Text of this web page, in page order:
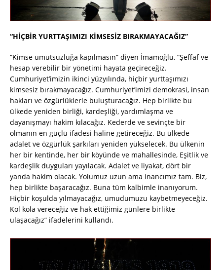
“HİÇBİR YURTTAŞIMIZI KİMSESİZ BIRAKMAYACAĞIZ”
“Kimse umutsuzluğa kapılmasın” diyen İmamoğlu, “Şeffaf ve
hesap verebilir bir yönetimi hayata geçireceğiz.
Cumhuriyet’imizin ikinci yüzyılında, hiçbir yurttaşımızı
kimsesiz bırakmayacağız. Cumhuriyet’imizi demokrasi, insan
hakları ve özgürlüklerle buluşturacağız. Hep birlikte bu
ülkede yeniden birliği, kardeşliği, yardımlaşma ve
dayanışmayı hakim kılacağız. Kederde ve sevinçte bir
olmanın en güçlü ifadesi haline getireceğiz. Bu ülkede
adalet ve özgürlük şarkıları yeniden yükselecek. Bu ülkenin
her bir kentinde, her bir köyünde ve mahallesinde, Eşitlik ve
kardeşlik duyguları yayılacak. Adalet ve liyakat, dört bir
yanda hakim olacak. Yolumuz uzun ama inancımız tam. Biz,
hep birlikte başaracağız. Buna tüm kalbimle inanıyorum.
Hiçbir koşulda yılmayacağız, umudumuzu kaybetmeyeceğiz.
Kol kola vereceğiz ve hak ettiğimiz günlere birlikte
ulaşacağız” ifadelerini kullandı.